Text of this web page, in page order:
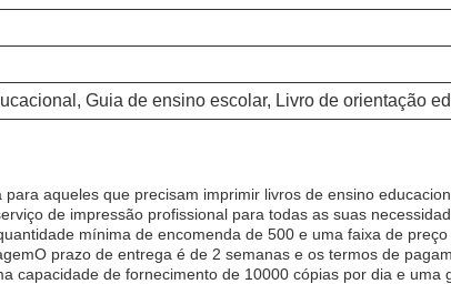
Guia de ensino escolar, Livro de orientação
aqueles que precisam imprimir livros de ensino
de impressão profissional para todas as suas
mínima de encomenda de 500 e uma faixa de
prazo de entrega é de 2 semanas e os termos de
capacidade de fornecimento de 10000 cópias por dia e uma